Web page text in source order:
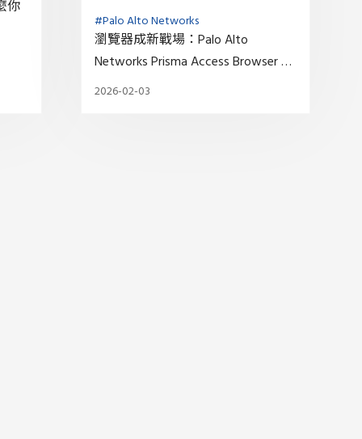
你
#Palo Alto Networks
瀏覽器成新戰場：Palo Alto
Networks Prisma Access Browser 重
塑企業安全與工作效能
2026-02-03